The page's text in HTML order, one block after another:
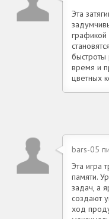
Эта
графикой
быстроты
время и
цветных
bars-05
Эта игра
памяти.
задач, а
создают
ход